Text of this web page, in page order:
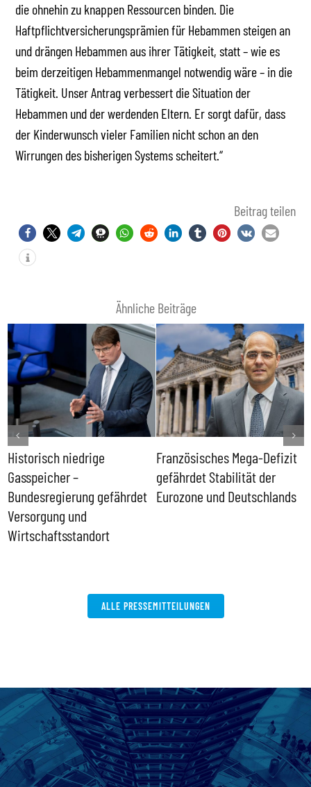
die ohnehin zu knappen Ressourcen binden. Die
Haftpflichtversicherungsprämien für Hebammen steigen an
und drängen Hebammen aus ihrer Tätigkeit, statt – wie es
beim derzeitigen Hebammenmangel notwendig wäre – in die
Tätigkeit. Unser Antrag verbessert die Situation der
Hebammen und der werdenden Eltern. Er sorgt dafür, dass
der Kinderwunsch vieler Familien nicht schon an den
Wirrungen des bisherigen Systems scheitert.“
Beitrag teilen
Ähnliche Beiträge
Historisch niedrige
Gasspeicher –
Bundesregierung gefährdet
Versorgung und
Wirtschaftsstandort
Französisches Mega-Defizit
gefährdet Stabilität der
Eurozone und Deutschlands
ALLE PRESSEMITTEILUNGEN